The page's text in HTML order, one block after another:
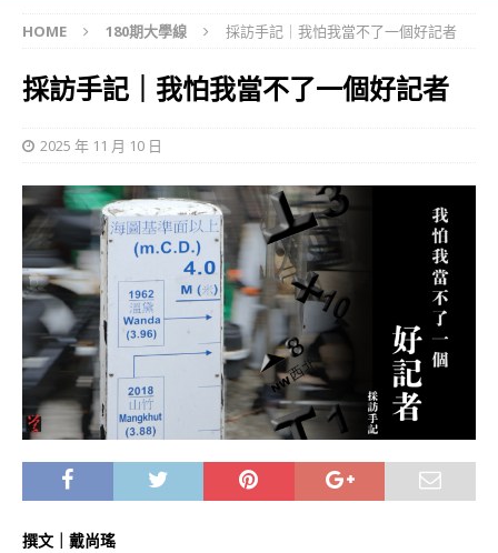
HOME 180期大學線 採訪手記｜我怕我當不了一個好記者
採訪手記｜我怕我當不了一個好記者
2025 年 11 月 10 日
撰文 戴尚瑤